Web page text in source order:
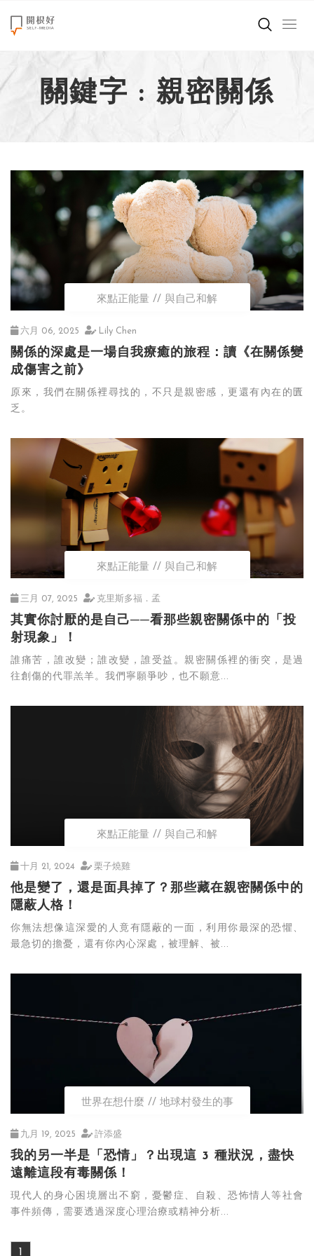
來點正能量
世界在想什麼
創造美好生活
職場商業經濟
影片專區
關於我們
關鍵字 : 親密關係
來點正能量 與自己和解
六月 06, 2025 Lily Chen
關係的深處是一場自我療癒的旅程：讀《在關係變
成傷害之前》
原來，我們在關係裡尋找的，不只是親密感，更還有內在的匱
乏。
來點正能量 與自己和解
三月 07, 2025 克里斯多福．孟
其實你討厭的是自己──看那些親密關係中的「投
射現象」！
誰痛苦，誰改變；誰改變，誰受益。親密關係裡的衝突，是過
往創傷的代罪羔羊。我們寧願爭吵，也不願意...
來點正能量 與自己和解
十月 21, 2024 栗子燒雞
他是變了，還是面具掉了？那些藏在親密關係中的
隱蔽人格！
你無法想像這深愛的人竟有隱蔽的一面，利用你最深的恐懼、
最急切的擔憂，還有你內心深處，被理解、被...
世界在想什麼 地球村發生的事
九月 19, 2025 許添盛
我的另一半是「恐情」？出現這 3 種狀況，盡快
遠離這段有毒關係！
現代人的身心困境層出不窮，憂鬱症、自殺、恐怖情人等社會
事件頻傳，需要透過深度心理治療或精神分析...
1